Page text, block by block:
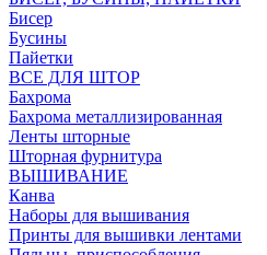
Бисер
Бусины
Пайетки
ВСЕ ДЛЯ ШТОР
Бахрома
Бахрома металлизированная
Ленты шторные
Шторная фурнитура
ВЫШИВАНИЕ
Канва
Наборы для вышивания
Принты для вышивки лентами